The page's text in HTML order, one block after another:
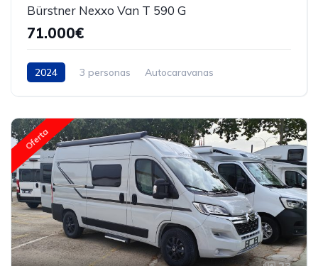
Bürstner Nexxo Van T 590 G
71.000€
2024 3 personas Autocaravanas
Oferta